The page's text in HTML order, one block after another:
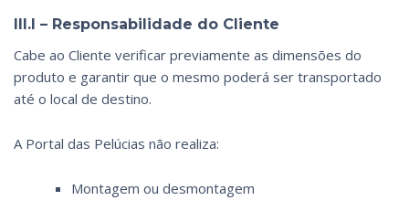
III.I – Responsabilidade do Cliente
Cabe ao Cliente verificar previamente as dimensões do
produto e garantir que o mesmo poderá ser transportado
até o local de destino.
A Portal das Pelúcias não realiza:
Montagem ou desmontagem